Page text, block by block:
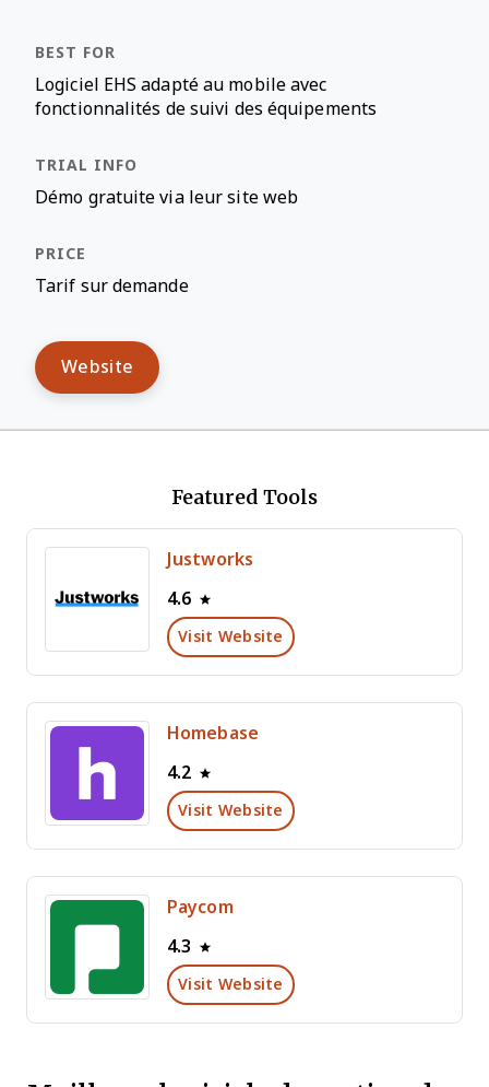
Logiciel EHS adapté au mobile avec
fonctionnalités de suivi des équipements
Démo gratuite via leur site web
Tarif sur demande
Website
Featured Tools
Justworks
4.6
Visit Website
Homebase
4.2
Visit Website
Paycom
4.3
Visit Website